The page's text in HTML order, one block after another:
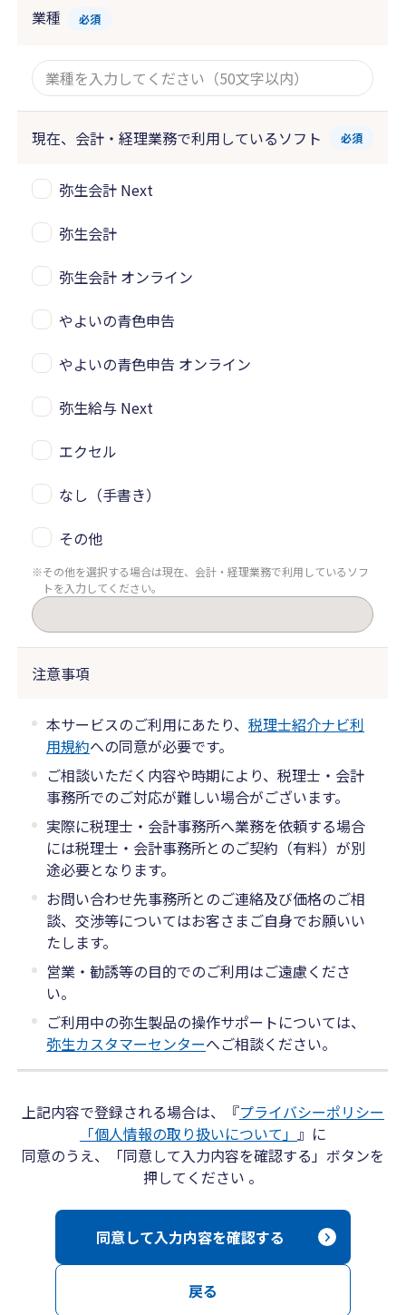
業種 必須
現在、会計・経理業務で利用しているソフト 必須
弥生会計 Next
弥生会計
弥生会計 オンライン
やよいの青色申告
やよいの青色申告 オンライン
弥生給与 Next
エクセル
なし（手書き）
その他
その他を選択する場合は現在、会計・経理業務で利用しているソフ
トを入力してください。
注意事項
本サービスのご利用にあたり、税理士紹介ナビ利
用規約への同意が必要です。
ご相談いただく内容や時期により、税理士・会計
事務所でのご対応が難しい場合がございます。
実際に税理士・会計事務所へ業務を依頼する場合
には税理士・会計事務所とのご契約（有料）が別
途必要となります。
お問い合わせ先事務所とのご連絡及び価格のご相
談、交渉等についてはお客さまご自身でお願いい
たします。
営業・勧誘等の目的でのご利用はご遠慮くださ
い。
ご利用中の弥生製品の操作サポートについては、
弥生カスタマーセンターへご相談ください。
上記内容で登録される場合は、『プライバシーポリシー
「個人情報の取り扱いについて」 』に
同意のうえ、「同意して入力内容を確認する」ボタンを
押してください 。
戻る
同意して入力内容を確認する